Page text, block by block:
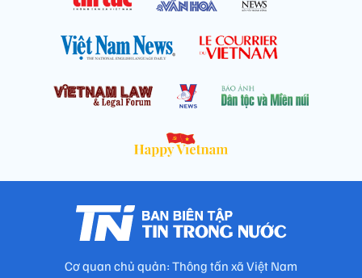
Cơ quan chủ quản: Thông tấn xã Việt Nam